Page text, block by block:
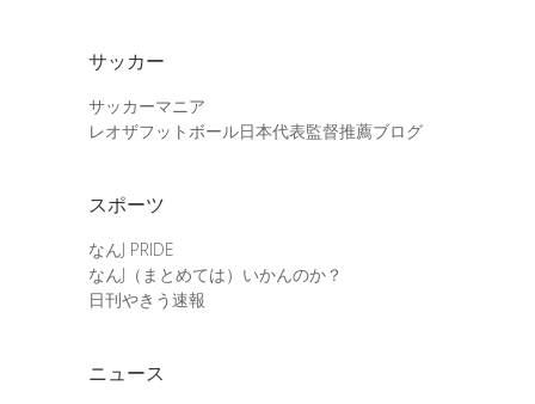
サッカー
サッカーマニア
レオザフットボール日本代表監督推薦ブログ
スポーツ
なんJ PRIDE
なんJ（まとめては）いかんのか？
日刊やきう速報
ニュース